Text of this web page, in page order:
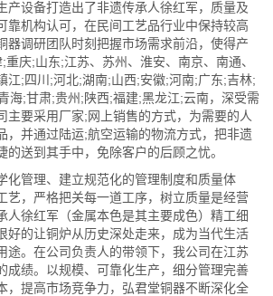
产设备打造出了非遗传承人徐红军，质量及
靠机构认可，在民间工艺品行业中保持较高
器调研团队时刻把握市场需求前沿，使得产
庆;山东;江苏、苏州、淮安、南京、南通、
江;四川;河北;湖南;山西;安徽;河南;广东;吉林;
海;甘肃;贵州;陕西;福建;黑龙江;云南，深受需
主要采用厂家;网上销售的方式，为需要的人
，并通过陆运;航空运输的物流方式，把非遗
的送到其手中，免除客户的后顾之忧。
化管理、建立规范化的管理制度和质量体
艺，严格把关每一道工序，树立质量是经营
人徐红军（金属本色是其主要成色）精工细
好的让铜炉从历史深处走来，成为当代生活
途。在公司负责人的带领下，我公司在江苏
成绩。以规模、可靠化生产，细分管理完善
，提高市场竞争力，弘君堂铜器不断深化全